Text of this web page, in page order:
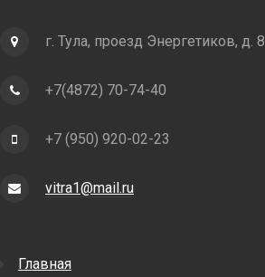
г. Тула, проезд Энергетиков, д. 8
+7(4872) 70-74-40
+7 (950) 920-02-23
vitra1@mail.ru
Главная